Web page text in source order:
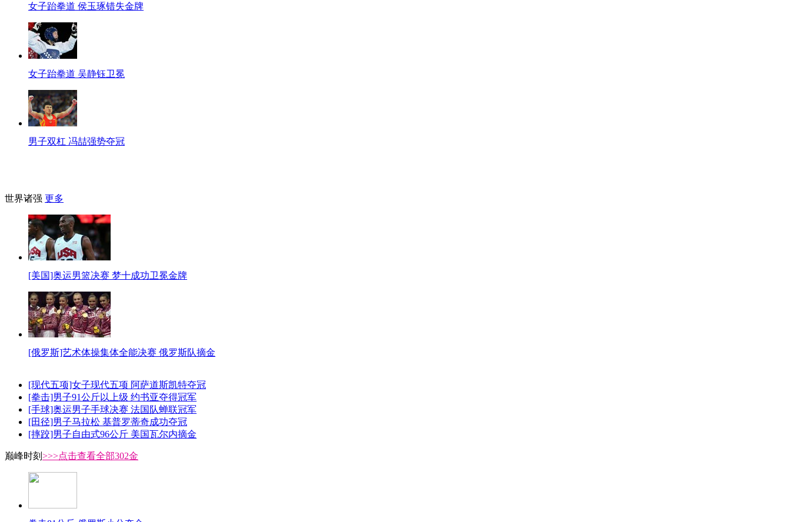
女子跆拳道 侯玉琢错失金牌
女子跆拳道 吴静钰卫冕
男子双杠 冯喆强势夺冠
世界诸强 更多
[美国]奥运男篮决赛 梦十成功卫冕金牌
[俄罗斯]艺术体操集体全能决赛 俄罗斯队摘金
[现代五项]女子现代五项 阿萨道斯凯特夺冠
[拳击]男子91公斤以上级 约书亚夺得冠军
[手球]奥运男子手球决赛 法国队蝉联冠军
[田径]男子马拉松 基普罗蒂奇成功夺冠
[摔跤]男子自由式96公斤 美国瓦尔内摘金
巅峰时刻 >>>点击查看全部302金